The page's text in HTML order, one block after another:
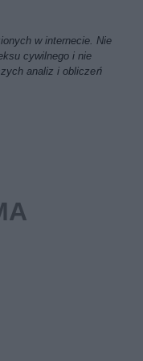
w internecie. Nie
cywilnego i nie
analiz i obliczeń